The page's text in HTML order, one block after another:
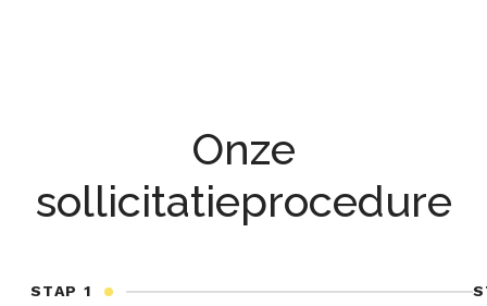
Onze
sollicitatieprocedure
STAP 1